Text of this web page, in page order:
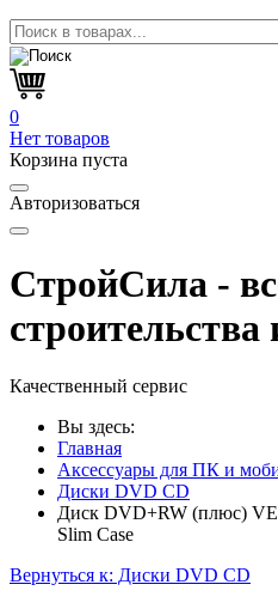
0
Нет товаров
Корзина пуста
Авторизоваться
СтройСила -
Качественный сервис
Вы здесь:
Главная
Аксессуары для ПК и
Диски DVD CD
Диск DVD+RW (плюс)
Slim Case
Вернуться к: Диски DVD CD